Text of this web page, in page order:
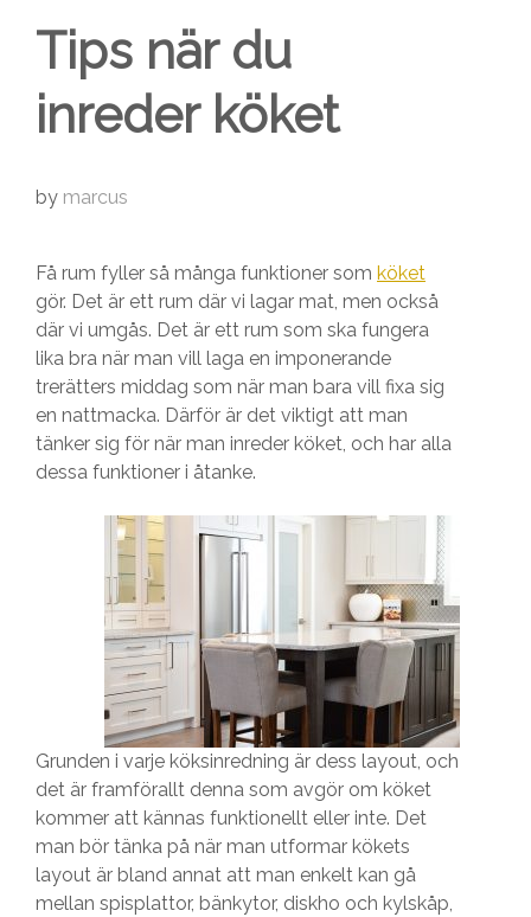
Tips när du
inreder köket
by marcus
Få rum fyller så många funktioner som köket
gör. Det är ett rum där vi lagar mat, men också
där vi umgås. Det är ett rum som ska fungera
lika bra när man vill laga en imponerande
trerätters middag som när man bara vill fixa sig
en nattmacka. Därför är det viktigt att man
tänker sig för när man inreder köket, och har alla
dessa funktioner i åtanke.
Grunden i varje köksinredning är dess layout, och
det är framförallt denna som avgör om köket
kommer att kännas funktionellt eller inte. Det
man bör tänka på när man utformar kökets
layout är bland annat att man enkelt kan gå
mellan spisplattor, bänkytor, diskho och kylskåp,